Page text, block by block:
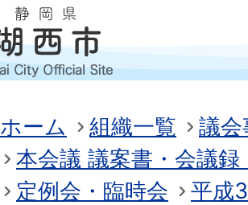
ホーム 組織一覧
議会
本会議 議案書・会議
定例会・臨時会
平成